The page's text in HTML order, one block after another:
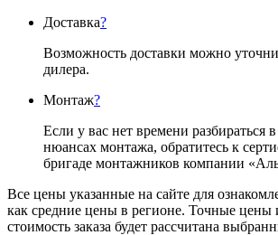
Доставка?
Возможность доставки можно
дилера.
Монтаж?
Если у вас нет времени разбираться
нюансах монтажа, обратитесь к
бригаде монтажников компании
Все цены указанные на сайте для
как средние цены в регионе. Точные цены
стоимость заказа будет рассчитана